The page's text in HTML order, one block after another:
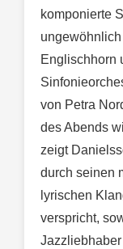
komponierte
Englischhorn
von Petra
des Abends
zeigt
durch seinen
lyrischen
verspricht,